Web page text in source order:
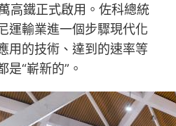
高鐵正式啟用。佐科總統
運輸業進一個步驟現代化
用的技術、達到的速率等
“嶄新的”。